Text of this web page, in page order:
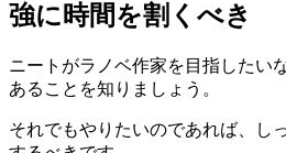
強に時間を割くべき
ニートがラノベ作家を目指したい
あることを知りましょう。
それでもやりたいのであれば、し